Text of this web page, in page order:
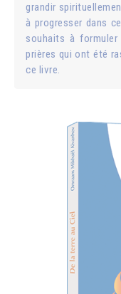
grandir
à progresser dans
souhaits à
prières qui ont été
ce livre.